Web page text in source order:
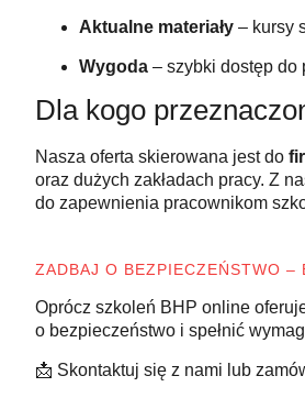
Aktualne materiały – kursy
Wygoda – szybki dostęp do
Dla kogo
Nasza oferta skierowana jest do
oraz dużych zakładach pracy. Z
do zapewnienia pracownikom
ZADBAJ O BEZPIECZEŃSTWO –
Oprócz szkoleń BHP online
o bezpieczeństwo i spełnić
📩 Skontaktuj się z nami lub